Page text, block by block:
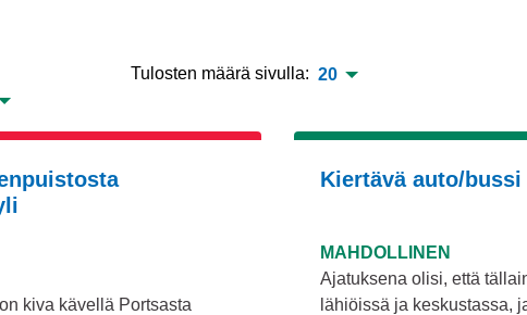
Tulosten määrä sivulla: 20
kiva kävellä Portsasta
Kiertävä auto/
MAHDOLLINEN
Ajatuksena olisi, että
lähiöissä ja keskustassa,